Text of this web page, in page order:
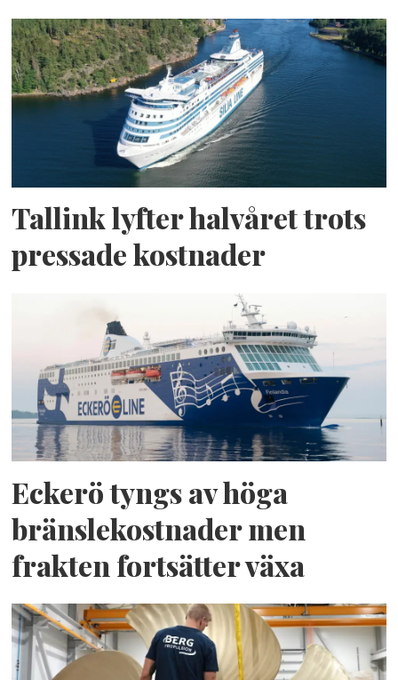
Tallink lyfter halvåret trots
pressade kostnader
Eckerö tyngs av höga
bränslekostnader men
frakten fortsätter växa